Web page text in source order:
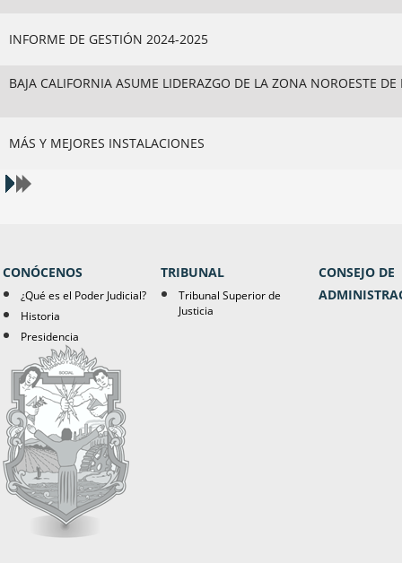
INFORME DE GESTIÓN 2024-2025
BAJA CALIFORNIA ASUME LIDERAZGO DE LA ZONA NOROESTE
MÁS Y MEJORES INSTALACIONES
CONÓCENOS
¿Qué es el Poder Judicial?
Historia
Presidencia
TRIBUNAL
Tribunal Superior de
Justicia
CONSEJO DE